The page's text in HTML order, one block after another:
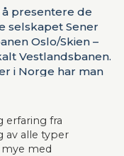
å presentere de
selskapet Sener
Oslo/Skien –
Vestlandsbanen.
i Norge har man
også for
i Norge og til
erfaring fra
av alle typer
med